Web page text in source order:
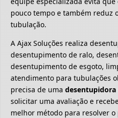
pouco tempo e também reduz
tubulação.
A Ajax Soluções realiza
desentupimento de ralo,
desentupimento de esgoto,
atendimento para tubulações
precisa de uma desentupidora
solicitar uma avaliação e
melhor método para resolver